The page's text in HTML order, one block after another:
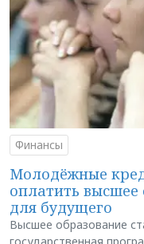
Финансы
Молодёжные
оплатить высшее
для будущего
Высшее образование